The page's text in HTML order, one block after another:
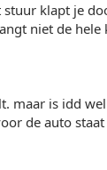
stuur klapt je
niet de
maar is idd
de auto staat